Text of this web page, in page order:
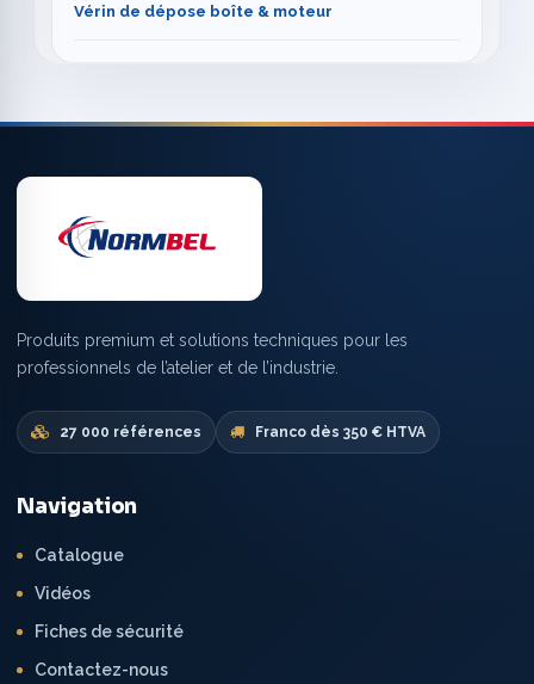
Vérin de dépose boîte & moteur
Produits premium et solutions techniques pour les
professionnels de l’atelier et de l’industrie.
27 000 références Franco dès 350 € HTVA
Navigation
Catalogue
Vidéos
Fiches de sécurité
Contactez-nous